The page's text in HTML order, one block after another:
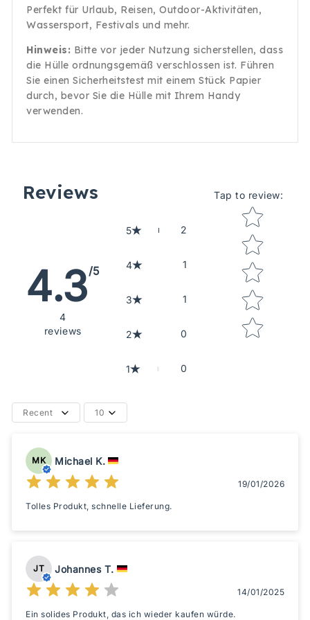
Perfekt für Urlaub, Reisen, Outdoor-Aktivitäten,
Wassersport, Festivals und mehr.
Hinweis: Bitte vor jeder Nutzung sicherstellen, dass
die Hülle ordnungsgemäß verschlossen ist. Führen
Sie einen Sicherheitstest mit einem Stück Papier
durch, bevor Sie die Hülle mit Ihrem Handy
verwenden.
Reviews
4.3/5
4
reviews
5 2
4 1
3 1
2 0
1 0
Tap to review:
Star rating
Recent 10
MK Michael K.
19/01/2026
Tolles Produkt, schnelle Lieferung.
JT Johannes T.
14/01/2025
Ein solides Produkt, das ich wieder kaufen würde.